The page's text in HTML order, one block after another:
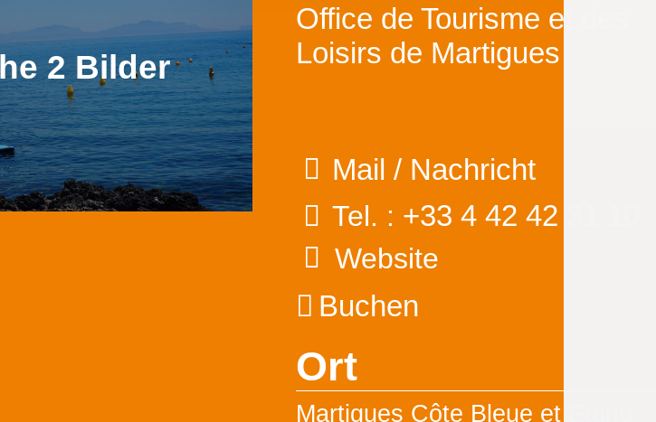
2 Bilder
Office de Tourisme et des
Loisirs de Martigues
Mail / Nachricht
Tel. : +33 4 42 42 31 10
Website
Buchen
Ort
Martigues Côte Bleue et Etang